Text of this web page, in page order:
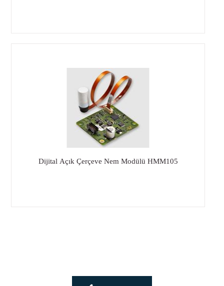
Dijital Açık Çerçeve Nem Modülü HMM105